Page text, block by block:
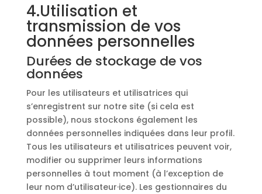
4.Utilisation et
transmission de vos
données personnelles
Durées de stockage de vos
données
Pour les utilisateurs et utilisatrices qui
s’enregistrent sur notre site (si cela est
possible), nous stockons également les
données personnelles indiquées dans leur profil.
Tous les utilisateurs et utilisatrices peuvent voir,
modifier ou supprimer leurs informations
personnelles à tout moment (à l’exception de
leur nom d’utilisateur·ice). Les gestionnaires du